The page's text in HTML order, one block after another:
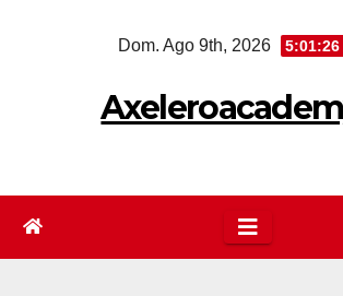
Dom. Ago 9th, 2026 5:01:27